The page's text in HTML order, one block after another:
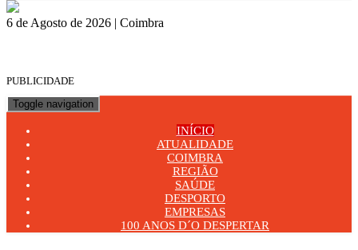
6 de Agosto de 2026 | Coimbra
PUBLICIDADE
Toggle navigation
INÍCIO
ATUALIDADE
COIMBRA
REGIÃO
SAÚDE
DESPORTO
EMPRESAS
100 ANOS D´O DESPERTAR